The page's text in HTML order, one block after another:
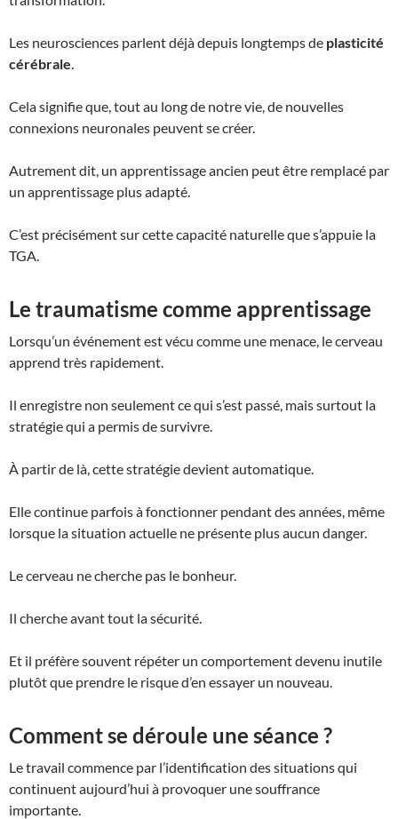
Les neurosciences parlent déjà depuis longtemps de plasticité
cérébrale.
Cela signifie que, tout au long de notre vie, de nouvelles
connexions neuronales peuvent se créer.
Autrement dit, un apprentissage ancien peut être remplacé par
un apprentissage plus adapté.
C’est précisément sur cette capacité naturelle que s’appuie la
TGA.
Le traumatisme comme apprentissage
Lorsqu’un événement est vécu comme une menace, le cerveau
apprend très rapidement.
Il enregistre non seulement ce qui s’est passé, mais surtout la
stratégie qui a permis de survivre.
À partir de là, cette stratégie devient automatique.
Elle continue parfois à fonctionner pendant des années, même
lorsque la situation actuelle ne présente plus aucun danger.
Le cerveau ne cherche pas le bonheur.
Il cherche avant tout la sécurité.
Et il préfère souvent répéter un comportement devenu inutile
plutôt que prendre le risque d’en essayer un nouveau.
Comment se déroule une séance ?
Le travail commence par l’identification des situations qui
continuent aujourd’hui à provoquer une souffrance
importante.